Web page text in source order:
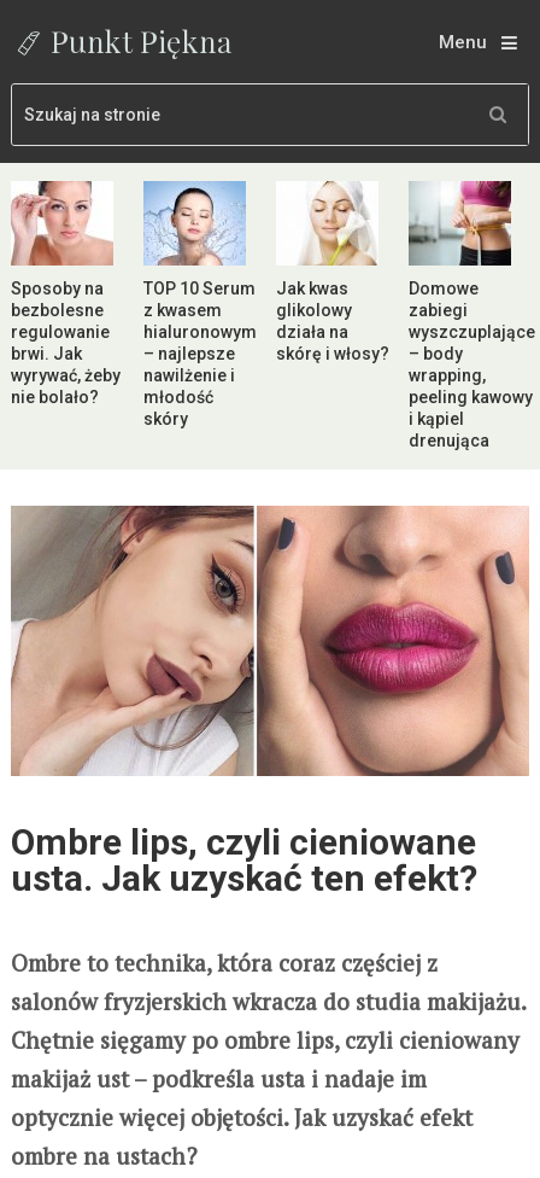
Menu
Sposoby na
bezbolesne
regulowanie
brwi. Jak
wyrywać, żeby
nie bolało?
TOP 10 Serum
z kwasem
hialuronowym
– najlepsze
nawilżenie i
młodość
skóry
Jak kwas
glikolowy
działa na
skórę i włosy?
Domowe
zabiegi
wyszczuplające
– body
wrapping,
peeling kawowy
i kąpiel
drenująca
Ombre lips, czyli cieniowane
usta. Jak uzyskać ten efekt?
Ombre to technika, która coraz częściej z
salonów fryzjerskich wkracza do studia makijażu.
Chętnie sięgamy po ombre lips, czyli cieniowany
makijaż ust – podkreśla usta i nadaje im
optycznie więcej objętości. Jak uzyskać efekt
ombre na ustach?